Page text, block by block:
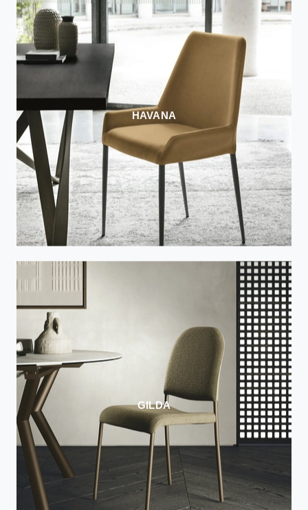
HAVANA
GILDA